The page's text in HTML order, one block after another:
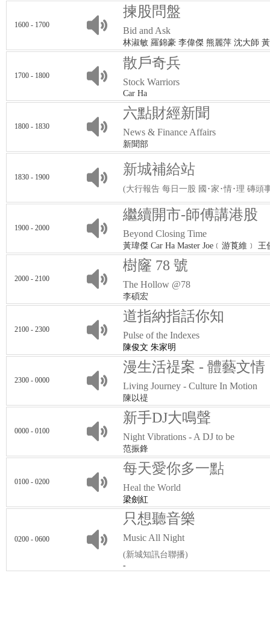
1600 - 1700
揀股問盤
Bid and Ask
林淑敏 羅錦豪 李偉傑 熊麗萍 沈大師
1700 - 1800
散戶奇兵
Stock Warriors
Car Ha
1800 - 1830
六點財經新聞
News & Finance Affairs
新聞部
1830 - 1900 新城補給站
(大行報告 每日一股 國･家･情･理 磚頭
1900 - 2000
繼續開市-師傅講港股
Beyond Closing Time
黃瑋傑 Car Ha Master Joe﹝游莨維﹞ 王
2000 - 2100
樹窿 78 號
The Hollow @78
李碩宏
2100 - 2300
道指納指話你知
Pulse of the Indexes
陳俊文 朱家明
2300 - 0000
漫生活禔案 - 體藝文情
Living Journey - Culture In Motion
陳以禔
0000 - 0100
新手DJ大鳴聲
Night Vibrations - A DJ to be
范振鋒
0100 - 0200
每天愛你多一點
Heal the World
梁劍紅
0200 - 0600
只想聽音樂
Music All Night
(新城知訊台聯播)
-